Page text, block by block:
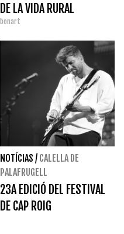
DE LA VIDA RURAL
bonart
NOTÍCIAS / CALELLA DE
PALAFRUGELL
23A EDICIÓ DEL FESTIVAL
DE CAP ROIG